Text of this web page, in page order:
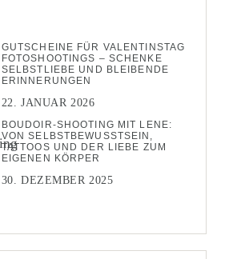
GUTSCHEINE FÜR VALENTINSTAG
FOTOSHOOTINGS – SCHENKE
SELBSTLIEBE UND BLEIBENDE
ERINNERUNGEN
22. JANUAR 2026
BOUDOIR-SHOOTING MIT LENE:
VON SELBSTBEWUSSTSEIN,
TATTOOS UND DER LIEBE ZUM
EIGENEN KÖRPER
30. DEZEMBER 2025